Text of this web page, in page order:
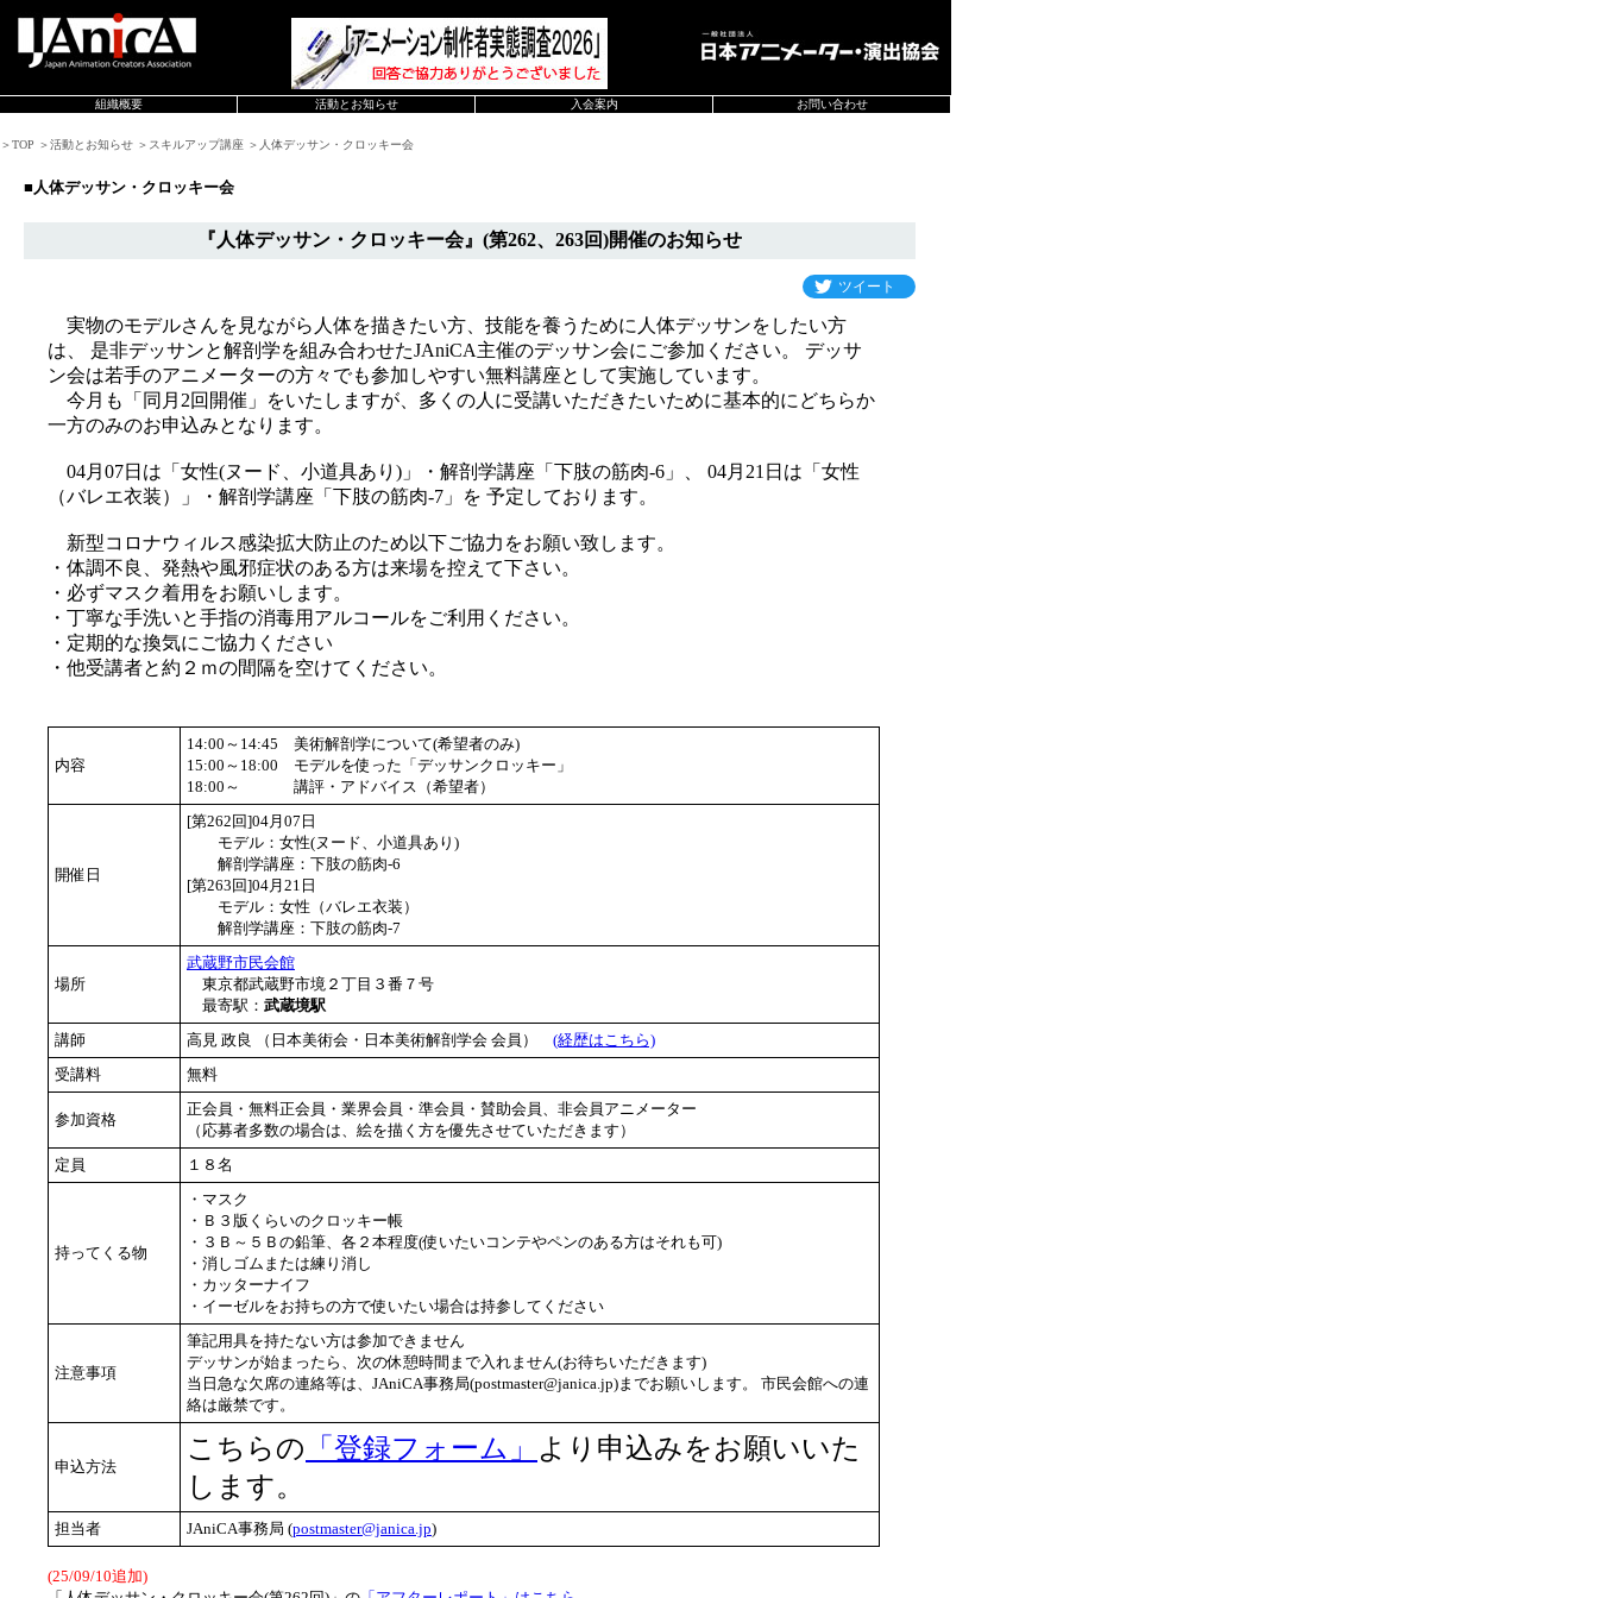
組織概要 活動とお知らせ 入会案内 お問い合わせ
＞TOP ＞活動とお知らせ ＞スキルアップ講座 ＞人体デッサン・クロッキー会
■人体デッサン・クロッキー会
『人体デッサン・クロッキー会』(第262、263回)開催のお知らせ
ツイート
実物のモデルさんを見ながら人体を描きたい方、技能を養うために人体デッサンをしたい方
は、 是非デッサンと解剖学を組み合わせたJAniCA主催のデッサン会にご参加ください。 デッサ
ン会は若手のアニメーターの方々でも参加しやすい無料講座として実施しています。
今月も「同月2回開催」をいたしますが、多くの人に受講いただきたいために基本的にどちらか
一方のみのお申込みとなります。
04月07日は「女性(ヌード、小道具あり)」・解剖学講座「下肢の筋肉-6」、 04月21日は「女性
（バレエ衣装）」・解剖学講座「下肢の筋肉-7」を 予定しております。
新型コロナウィルス感染拡大防止のため以下ご協力をお願い致します。
・体調不良、発熱や風邪症状のある方は来場を控えて下さい。
・必ずマスク着用をお願いします。
・丁寧な手洗いと手指の消毒用アルコールをご利用ください。
・定期的な換気にご協力ください
・他受講者と約２ｍの間隔を空けてください。
内容
14:00～14:45
15:00～18:00
18:00～
美術解剖学について(希望者のみ)
モデルを使った「デッサンクロッキー」
講評・アドバイス（希望者）
開催日
[第262回]04月07日
モデル：女性(ヌード、小道具あり)
解剖学講座：下肢の筋肉-6
[第263回]04月21日
モデル：女性（バレエ衣装）
解剖学講座：下肢の筋肉-7
場所
武蔵野市民会館
東京都武蔵野市境２丁目３番７号
最寄駅： 武蔵境駅
講師
高見 政良 （日本美術会・日本美術解剖学会 会員） (経歴はこちら)
受講料
無料
参加資格
正会員・無料正会員・業界会員・準会員・賛助会員、非会員アニメーター
（応募者多数の場合は、絵を描く方を優先させていただきます）
定員
１８名
持ってくる物
・マスク
・Ｂ３版くらいのクロッキー帳
・３Ｂ～５Ｂの鉛筆、各２本程度(使いたいコンテやペンのある方はそれも可)
・消しゴムまたは練り消し
・カッターナイフ
・イーゼルをお持ちの方で使いたい場合は持参してください
注意事項
筆記用具を持たない方は参加できません
デッサンが始まったら、次の休憩時間まで入れません(お待ちいただきます)
当日急な欠席の連絡等は、JAniCA事務局(postmaster@janica.jp)までお願いします。 市民会館への連
絡は厳禁です。
申込方法
こちらの 「登録フォーム」
より申込みをお願いいた
します。
担当者 JAniCA事務局 (postmaster@janica.jp)
(25/09/10追加)